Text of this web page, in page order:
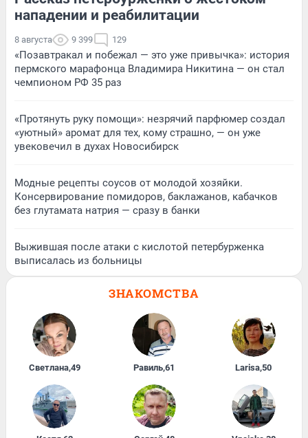
нападении и реабилитации
8 августа 9 399 129
«Позавтракал и побежал — это уже привычка»: история
пермского марафонца Владимира Никитина — он стал
чемпионом РФ 35 раз
«Протянуть руку помощи»: незрячий парфюмер создал
«уютный» аромат для тех, кому страшно, — он уже
увековечил в духах Новосибирск
Модные рецепты соусов от молодой хозяйки.
Консервирование помидоров, баклажанов, кабачков
без глутамата натрия — сразу в банки
Выжившая после атаки с кислотой петербурженка
выписалась из больницы
ЗНАКОМСТВА
Светлана,49 Равиль,61 Larisa,50